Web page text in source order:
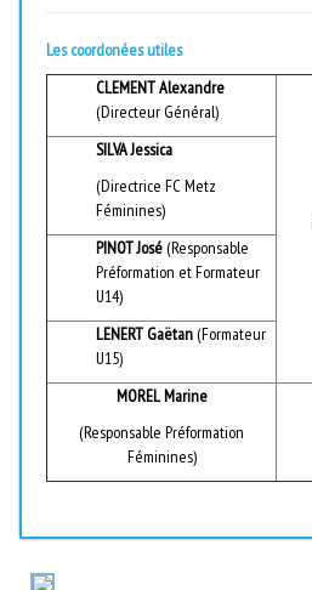
Les coordonées utiles
CLEMENT Alexandre
(Directeur Général)
SILVA Jessica
(Directrice FC Metz
Féminines)
PINOT José (Responsable
Préformation et Formateur
U14)
LENERT Gaëtan (Formateur
U15)
MOREL Marine
(Responsable Préformation
Féminines)